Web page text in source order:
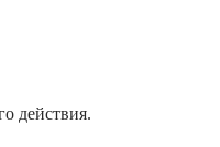
действия.